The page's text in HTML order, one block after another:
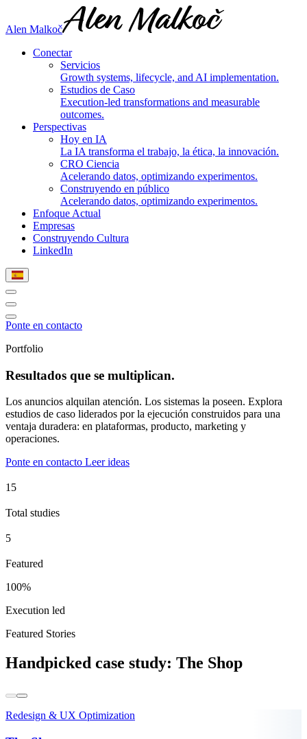
Alen Malkoč
Conectar
Servicios
Growth systems, lifecycle, and AI implementation.
Estudios de Caso
Execution-led transformations and measurable
outcomes.
Perspectivas
Hoy en IA
La IA transforma el trabajo, la ética, la innovación.
CRO Ciencia
Acelerando datos, optimizando experimentos.
Construyendo en público
Acelerando datos, optimizando experimentos.
Enfoque Actual
Empresas
Construyendo Cultura
LinkedIn
Ponte en contacto
Portfolio
Resultados que se multiplican.
Los anuncios alquilan atención. Los sistemas la poseen. Explora
estudios de caso liderados por la ejecución construidos para una
ventaja duradera: en plataformas, producto, marketing y
operaciones.
Ponte en contacto Leer ideas
Total studies
Featured
100%
Execution led
Featured Stories
Handpicked case study: The Shop
Redesign & UX Optimization